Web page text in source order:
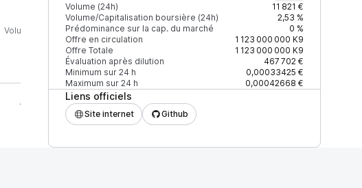
Volume (24h)
11 821 €
Volume/Capitalisation boursière (24h)
2,53 %
Prédominance sur la cap. du marché
0 %
Offre en circulation
1 123 000 000 K9
Offre Totale
1 123 000 000 K9
Évaluation après dilution
467 702 €
Minimum sur 24 h
0,00033425 €
Maximum sur 24 h
0,00042668 €
Liens officiels
Site internet Github
Volume (24h) % du volume Confiance Mis à jour
13 681 $ 100 % ÉLEVÉE